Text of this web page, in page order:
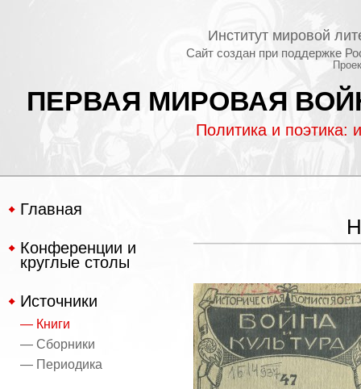
Институт мировой
Сайт создан при поддержке
ПЕРВАЯ МИРОВАЯ
Политика и поэтика:
Главная
Конференции и
круглые столы
Источники
— Книги
— Сборники
— Периодика